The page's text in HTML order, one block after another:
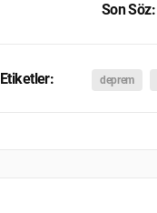
Son Söz:
Etiketler: deprem